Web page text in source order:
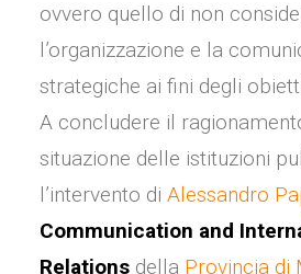
ovvero quello di non
l’organizzazione e la
strategiche ai fini degli
A concludere il
situazione delle istituzioni
l’intervento di Alessandro
Communication and
Relations della Provincia di